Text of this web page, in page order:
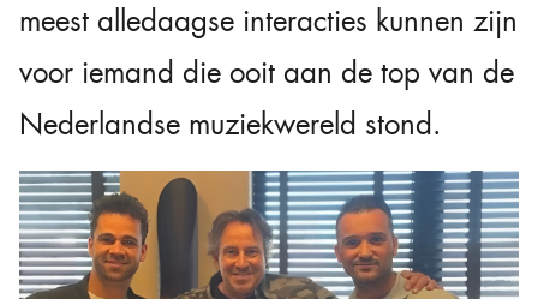
meest alledaagse interacties kunnen zijn
voor iemand die ooit aan de top van de
Nederlandse muziekwereld stond.